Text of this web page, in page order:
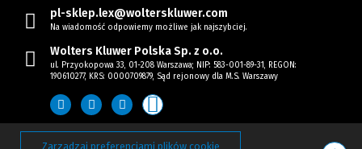
pl-sklep.lex@wolterskluwer.com
Na wiadomość odpowiemy możliwe jak najszybciej.
Wolters Kluwer Polska Sp. z o.o.
ul. Przyokopowa 33, 01-208 Warszawa; NIP: 583-001-89-31, REGON:
190610277, KRS: 0000709879, Sąd rejonowy dla M.S. Warszawy
Zarządzaj preferencjami plików cookie